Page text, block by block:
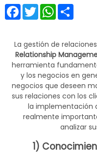
Facebook
TwitterWhatsApp
La gestión de
Relationship
herramienta
y los negocios en
negocios que deseen
sus relaciones con los
la implementación
realmente
analizar
1)